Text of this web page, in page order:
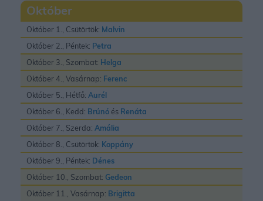
Október
Október 1., Csütörtök: Malvin
Október 2., Péntek: Petra
Október 3., Szombat: Helga
Október 4., Vasárnap: Ferenc
Október 5., Hétfő: Aurél
Október 6., Kedd: Brúnó és Renáta
Október 7., Szerda: Amália
Október 8., Csütörtök: Koppány
Október 9., Péntek: Dénes
Október 10., Szombat: Gedeon
Október 11., Vasárnap: Brigitta